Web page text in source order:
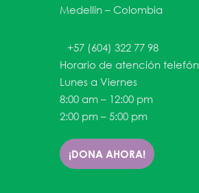
Medellín – Colombia
+57 (604) 322 77 98
Horario de atención
Lunes a Viernes
8:00 am – 12:00 pm
2:00 pm – 5:00 pm
¡DONA AHORA!